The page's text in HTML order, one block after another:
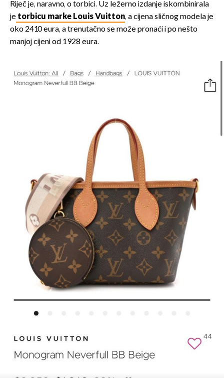
Riječ je, naravno, o torbici. Uz ležerno izdanje iskombinirala
je torbicu marke Louis Vuitton, a cijena sličnog modela je
oko 2410 eura, a trenutačno se može pronaći i po nešto
manjoj cijeni od 1928 eura.